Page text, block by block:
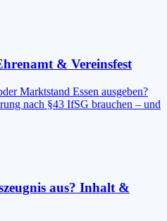
& Vereinsfest
Marktstand Essen ausgeben?
nach §43 IfSG brauchen – und
aus? Inhalt &